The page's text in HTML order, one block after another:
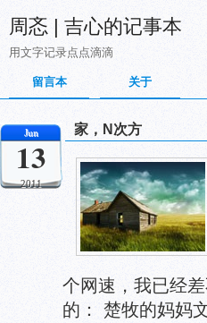
周忞 | 吉心的记事本
用文字记录点点滴滴
留言本 关于
Jun
13
2011
家，N次方
个网速，我已经
的： 楚牧的妈妈